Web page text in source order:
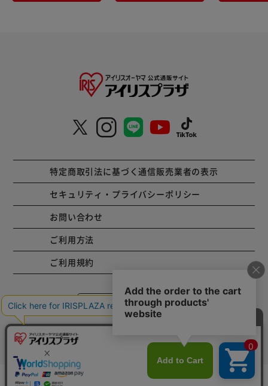
特定商取引法に基づく通信販売業者の表示
セキュリティ・プライバシーポリシー
お問い合わせ
ご利用方法
ご利用規約
コーポレートサイト
Copyright © 2001 IRISPLAZA. ALL Rights Reserved.